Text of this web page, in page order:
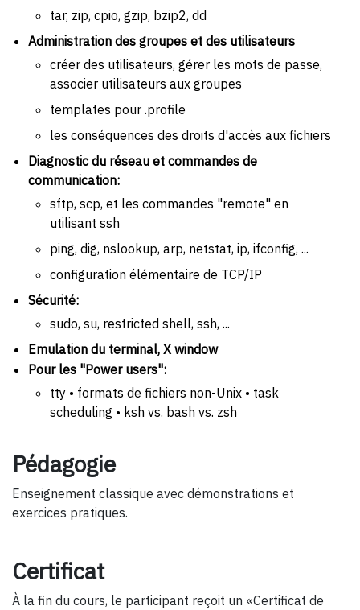
tar, zip, cpio, gzip, bzip2, dd
Administration des groupes et des utilisateurs
créer des utilisateurs, gérer les mots de passe,
associer utilisateurs aux groupes
templates pour .profile
les conséquences des droits d'accès aux fichiers
Diagnostic du réseau et commandes de
communication:
sftp, scp, et les commandes "remote" en
utilisant ssh
ping, dig, nslookup, arp, netstat, ip, ifconfig, ...
configuration élémentaire de TCP/IP
Sécurité:
sudo, su, restricted shell, ssh, ...
Emulation du terminal, X window
Pour les "Power users":
tty • formats de fichiers non-Unix • task
scheduling • ksh vs. bash vs. zsh
Pédagogie
Enseignement classique avec démonstrations et
exercices pratiques.
Certificat
À la fin du cours, le participant reçoit un «Certificat de